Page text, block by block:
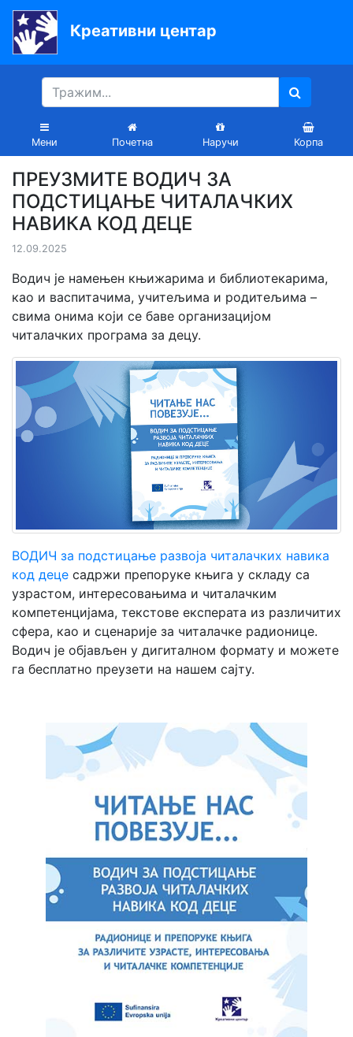
Креативни центар
Мени Почетна Наручи Корпа
Почетна
Књиге
Уџбеници
вртиће
Лектира
Акције
Блог
Latinica
Мој
налог
ПРЕУЗМИТЕ ВОДИЧ ЗА
ПОДСТИЦАЊЕ ЧИТАЛАЧКИХ
НАВИКА КОД ДЕЦЕ
12.09.2025
Водич је намењен књижарима и библиотекарима,
као и васпитачима, учитељима и родитељима –
свима онима који се баве организацијом
читалачких програма за децу.
ВОДИЧ за подстицање развоја читалачких навика
код деце садржи препоруке књига у складу са
узрастом, интересовањима и читалачким
компетенцијама, текстове експерата из различитих
сфера, као и сценарије за читалачке радионице.
Водич је објављен у дигиталном формату и можете
га бесплатно преузети на нашем сајту.